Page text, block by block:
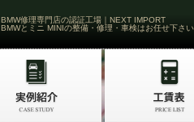
BMW修理専門店の認証工場｜NEXT IMPORT
BMWとミニ MINIの整備・修理・車検はお任せ下さい